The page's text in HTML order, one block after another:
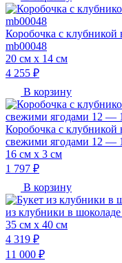
Коробочка с клубникой
mb00048
20 см х 14 см
4 255 ₽
В корзину
Коробочка с клубникой
свежими ягодами 12 —
16 см х 3 см
1 797 ₽
В корзину
из клубники в
35 см х 40 см
4 319 ₽
11 000 ₽